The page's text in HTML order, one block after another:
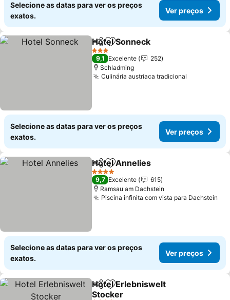
Selecione as datas para ver os preços
exatos.
Ver preços
PartilharAdicionar aos favoritos
Hotel Sonneck
3 Estrelas
9,1 Excelente
252
Schladming
Culinária austríaca tradicional
Selecione as datas para ver os preços
exatos.
Ver preços
PartilharAdicionar aos favoritos
Hotel Annelies
4 Estrelas
9,7 Excelente
615
Ramsau am Dachstein
Piscina infinita com vista para Dachstein
Selecione as datas para ver os preços
exatos.
Ver preços
PartilharAdicionar aos favoritos
Hotel Erlebniswelt
Stocker